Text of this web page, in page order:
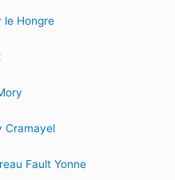
le Hongre
Cramayel
Fault Yonne